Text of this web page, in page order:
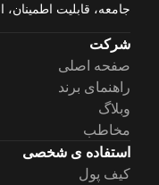
جامعه، قابلیت اطمینان،
شرکت
صفحه اصلی
راهنمای برند
وبلاگ
مخاطب
استفاده ی شخصی
کیف پول